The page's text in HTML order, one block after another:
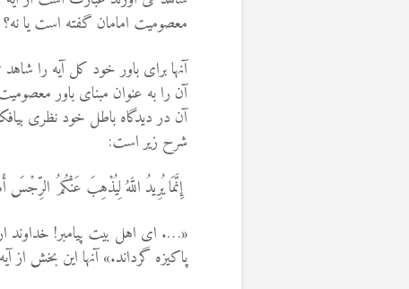
معصومیت امامان گفته است یا نه؟
آنها برای باور خود کل آیه را
آن را به عنوان مبنای باور
آن در دیدگاه باطل خود نظری
شرح زیر است:
إِنَّمَا يُرِيدُ اللَّهُ لِيُذْهِبَ عَنْكُمُ
«…. ای اهل بیت پیامبر! خداوند
پاکیزه گرداند.» آنها این بخش از